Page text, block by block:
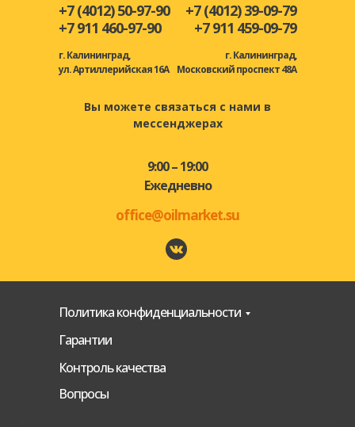
+7 (4012) 50-97-90
+7 911 460-97-90
г. Калининград,
ул. Артиллерийская 16А
г. Калининград,
Московский проспект 48А
9:00 – 19:00
Ежедневно
offic e@oilmarket.su
+7 (4012) 39-09-79
+7 911 459-09-79
Вы можете связаться с нами в
мессенджерах
Политика конфиденциальности
Гарантии
Контроль качества
Вопросы